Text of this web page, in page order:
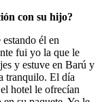
con su hijo?
él en
fui yo la que le
y estuve en Barú y
tranquilo. El día
hotel le ofrecían